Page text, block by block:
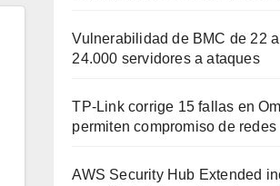
Vulnerabilidad de BMC de 22
24.000 servidores a ataques
TP-Link corrige 15 fallas en
permiten compromiso de redes
AWS Security Hub Extended